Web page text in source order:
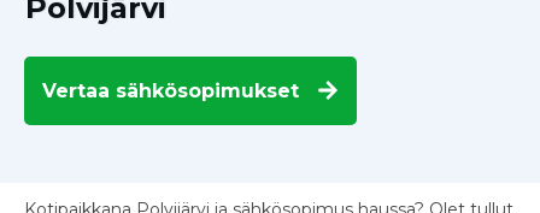
Polvijärvi
Vertaa sähkösopimukset